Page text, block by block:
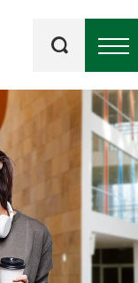
kluczowe